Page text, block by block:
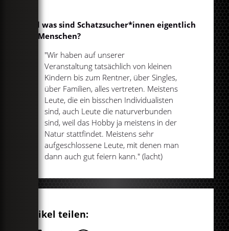
Und was sind Schatzsucher*innen eigentlich
für Menschen?
"Wir haben auf unserer
Veranstaltung tatsächlich von kleinen
Kindern bis zum Rentner, über Singles,
über Familien, alles vertreten. Meistens
Leute, die ein bisschen Individualisten
sind, auch Leute die naturverbunden
sind, weil das Hobby ja meistens in der
Natur stattfindet. Meistens sehr
aufgeschlossene Leute, mit denen man
dann auch gut feiern kann." (lacht)
Artikel teilen: